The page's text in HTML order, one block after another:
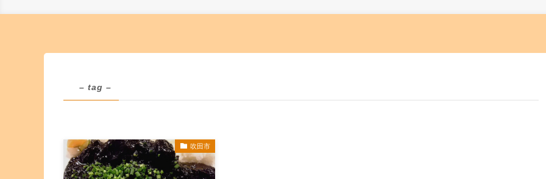
– tag –
吹田市